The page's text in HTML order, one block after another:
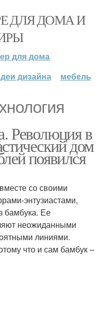
ДЛЯ ДОМА И
для дома
дизайна мебель
Революция в
дом
появился
со своими
энтузиастами,
бамбука. Ее
неожиданными
линиями.
что и сам бамбук –